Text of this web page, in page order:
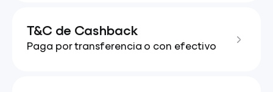
T&C de Cashback
Paga por transferencia o con efectivo